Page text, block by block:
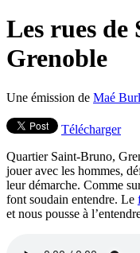
Les rues
Grenoble
Une émission de Maé
Télécharger
Quartier Saint-Bruno,
jouer avec les hommes,
leur démarche. Comme
font soudain entendre. Le
et nous pousse à